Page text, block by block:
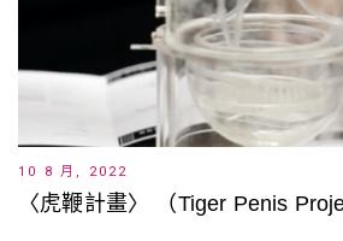
10 8 月, 2022
〈虎鞭計畫〉 （Tiger Penis